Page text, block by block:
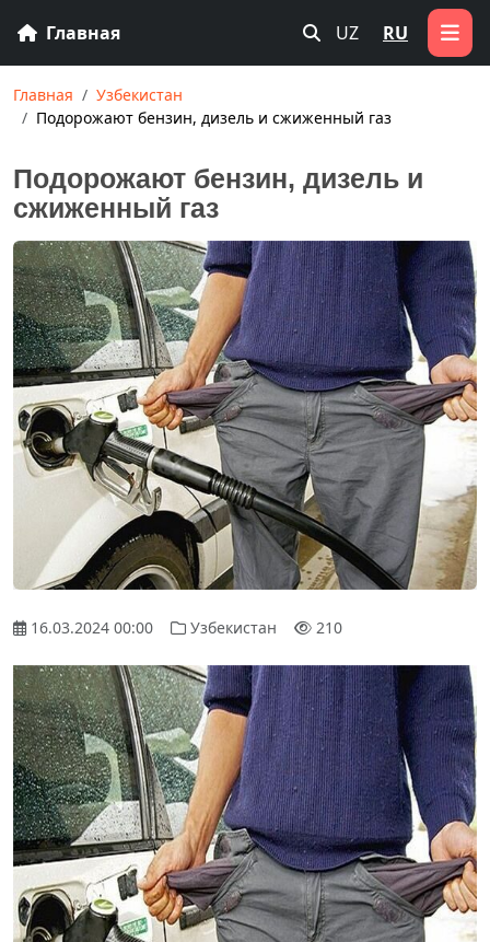
Главная UZ RU
Главная
Узбекистан
Подорожают бензин, дизель и сжиженный газ
Подорожают бензин, дизель и
сжиженный газ
16.03.2024 00:00 Узбекистан 210